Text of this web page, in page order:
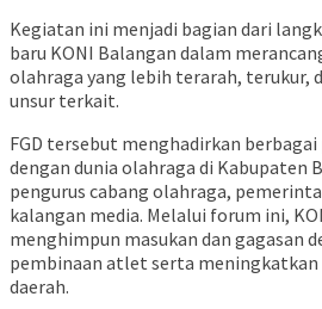
Kegiatan ini menjadi bagian dari
baru KONI Balangan dalam
olahraga yang lebih terarah, terukur,
unsur terkait.
FGD tersebut menghadirkan
dengan dunia olahraga di Kabupaten
pengurus cabang olahraga,
kalangan media. Melalui forum ini,
menghimpun masukan dan gagasan
pembinaan atlet serta
daerah.